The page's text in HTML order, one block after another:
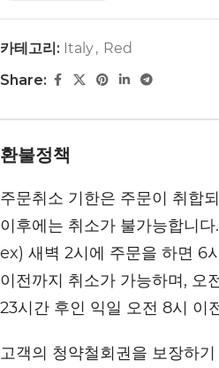
카테고리: Italy, Red
Share:
환불정책
주문취소 기한은 주문이 취합
이후에는 취소가 불가능합니다.
ex) 새벽 2시에 주문을 하면 6
이전까지 취소가 가능하며, 오
23시간 후인 익일 오전 8시 이
고객의 청약철회권을 보장하